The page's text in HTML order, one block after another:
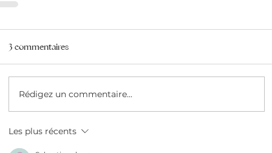
3 commentaires
Rédigez un commentaire...
Les plus récents